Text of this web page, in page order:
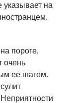
указывает на
пороге,
очень
ее шагом.